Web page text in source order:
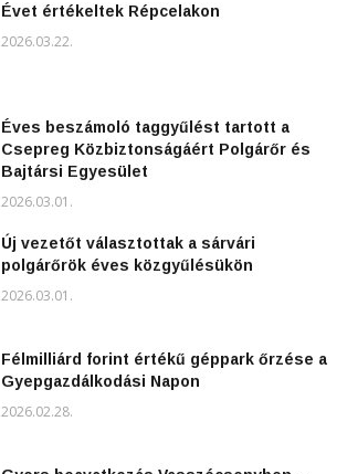
Évet értékeltek Répcelakon
2026.03.22.
Éves beszámoló taggyűlést tartott a
Csepreg Közbiztonságáért Polgárőr és
Bajtársi Egyesület
2026.03.01.
Új vezetőt választottak a sárvári
polgárőrök éves közgyűlésükön
2026.03.01.
Félmilliárd forint értékű géppark őrzése a
Gyepgazdálkodási Napon
2026.02.28.